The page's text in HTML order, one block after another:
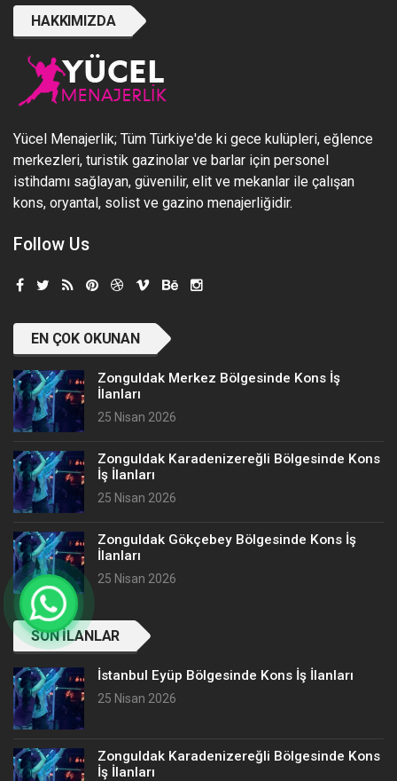
HAKKIMIZDA
Yücel Menajerlik; Tüm Türkiye'de ki gece kulüpleri, eğlence
merkezleri, turistik gazinolar ve barlar için personel
istihdamı sağlayan, güvenilir, elit ve mekanlar ile çalışan
kons, oryantal, solist ve gazino menajerliğidir.
Follow Us
EN ÇOK OKUNAN
Zonguldak Merkez Bölgesinde Kons İş
İlanları
25 Nisan 2026
Zonguldak Karadenizereğli Bölgesinde Kons
İş İlanları
25 Nisan 2026
Zonguldak Gökçebey Bölgesinde Kons İş
İlanları
25 Nisan 2026
SON İLANLAR
İstanbul Eyüp Bölgesinde Kons İş İlanları
25 Nisan 2026
Zonguldak Karadenizereğli Bölgesinde Kons
İş İlanları